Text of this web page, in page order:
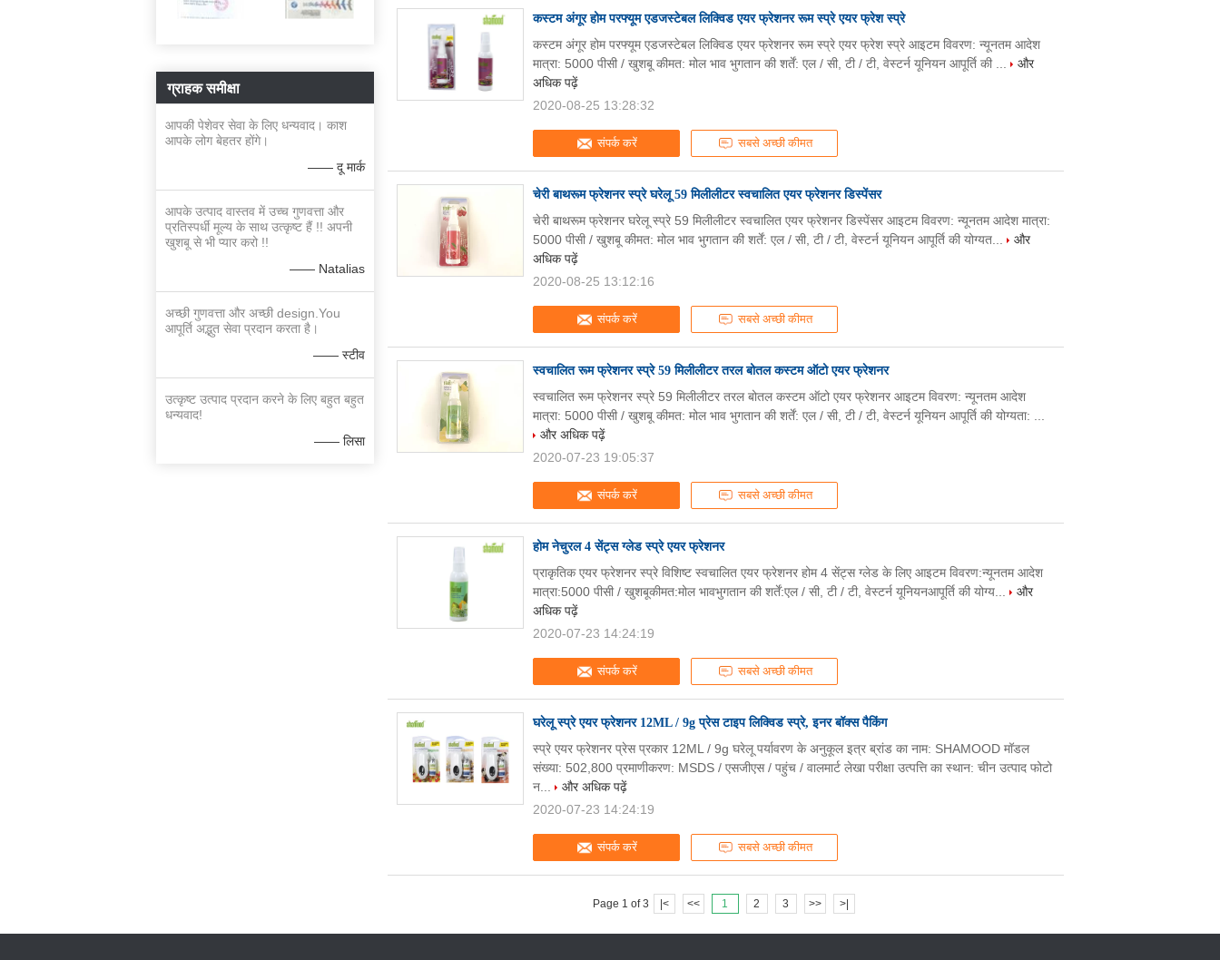
ग्राहक समीक्षा
आपकी पेशेवर सेवा के लिए धन्यवाद। काश
आपके लोग बेहतर होंगे।
—— दू मार्क
आपके उत्पाद वास्तव में उच्च गुणवत्ता और
प्रतिस्पर्धी मूल्य के साथ उत्कृष्ट हैं !! अपनी
खुशबू से भी प्यार करो !!
—— Natalias
अच्छी गुणवत्ता और अच्छी design.You
आपूर्ति अद्भुत सेवा प्रदान करता है।
—— स्टीव
उत्कृष्ट उत्पाद प्रदान करने के लिए बहुत बहुत
धन्यवाद!
—— लिसा
कस्टम अंगूर होम परफ्यूम एडजस्टेबल लिक्विड एयर फ्रेशनर रूम स्प्रे एयर फ्रेश स्प्रे
संपर्क करें सबसे अच्छी कीमत
कस्टम अंगूर होम परफ्यूम एडजस्टेबल लिक्विड एयर फ्रेशनर रूम स्प्रे एयर फ्रेश स्प्रे आइटम विवरण: न्यूनतम आदेश
मात्रा: 5000 पीसी / खुशबू कीमत: मोल भाव भुगतान की शर्तें: एल / सी, टी / टी, वेस्टर्न यूनियन आपूर्ति की ...
और
अधिक पढ़ें
2020-08-25 13:28:32
चेरी बाथरूम फ्रेशनर स्प्रे घरेलू 59 मिलीलीटर स्वचालित एयर फ्रेशनर डिस्पेंसर
संपर्क करें सबसे अच्छी कीमत
चेरी बाथरूम फ्रेशनर घरेलू स्प्रे 59 मिलीलीटर स्वचालित एयर फ्रेशनर डिस्पेंसर आइटम विवरण: न्यूनतम आदेश मात्रा:
5000 पीसी / खुशबू कीमत: मोल भाव भुगतान की शर्तें: एल / सी, टी / टी, वेस्टर्न यूनियन आपूर्ति की योग्यत...
और
अधिक पढ़ें
2020-08-25 13:12:16
स्वचालित रूम फ्रेशनर स्प्रे 59 मिलीलीटर तरल बोतल कस्टम ऑटो एयर फ्रेशनर
संपर्क करें सबसे अच्छी कीमत
स्वचालित रूम फ्रेशनर स्प्रे 59 मिलीलीटर तरल बोतल कस्टम ऑटो एयर फ्रेशनर आइटम विवरण: न्यूनतम आदेश
मात्रा: 5000 पीसी / खुशबू कीमत: मोल भाव भुगतान की शर्तें: एल / सी, टी / टी, वेस्टर्न यूनियन आपूर्ति की योग्यता: ...
और अधिक पढ़ें
2020-07-23 19:05:37
होम नेचुरल 4 सेंट्स ग्लेड स्प्रे एयर फ्रेशनर
संपर्क करें सबसे अच्छी कीमत
प्राकृतिक एयर फ्रेशनर स्प्रे विशिष्ट स्वचालित एयर फ्रेशनर होम 4 सेंट्स ग्लेड के लिए आइटम विवरण:न्यूनतम आदेश
मात्रा:5000 पीसी / खुशबूकीमत:मोल भावभुगतान की शर्तें:एल / सी, टी / टी, वेस्टर्न यूनियनआपूर्ति की योग्य...
और
अधिक पढ़ें
2020-07-23 14:24:19
घरेलू स्प्रे एयर फ्रेशनर 12ML / 9g प्रेस टाइप लिक्विड स्प्रे, इनर बॉक्स पैकिंग
संपर्क करें सबसे अच्छी कीमत
स्प्रे एयर फ्रेशनर प्रेस प्रकार 12ML / 9g घरेलू पर्यावरण के अनुकूल इत्र ब्रांड का नाम: SHAMOOD मॉडल
संख्या: 502,800 प्रमाणीकरण: MSDS / एसजीएस / पहुंच / वालमार्ट लेखा परीक्षा उत्पत्ति का स्थान: चीन उत्पाद फोटो
न...
और अधिक पढ़ें
2020-07-23 14:24:19
Page 1 of 3 |< << 1 2 3 >> >|